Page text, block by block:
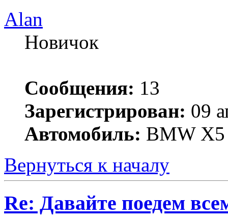
Alan
Новичок
Сообщения: 13
Зарегистрирован: 09
Автомобиль: BMW X5
Вернуться к началу
Re: Давайте поедем